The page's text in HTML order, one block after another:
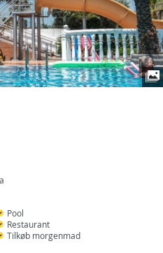
Pool
Restaurant
Tilkøb morgenmad